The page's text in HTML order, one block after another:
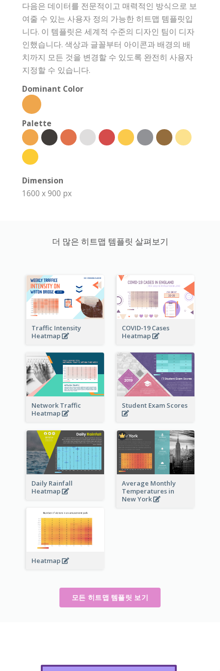
다음은 데이터를 전문적이고 매력적인 방식으로 보
여줄 수 있는 사용자 정의 가능한 히트맵 템플릿입
니다. 이 템플릿은 세계적 수준의 디자인 팀이 디자
인했습니다. 색상과 글꼴부터 아이콘과 배경의 배
치까지 모든 것을 변경할 수 있도록 완전히 사용자
지정할 수 있습니다.
Dominant Color
Palette
Dimension
1600 x 900 px
더 많은 히트맵 템플릿 살펴보기
Traffic Intensity
Heatmap
COVID-19 Cases
Heatmap
Network Traffic
Heatmap
Student Exam Scores
Daily Rainfall
Heatmap
Average Monthly
Temperatures in
New York
Heatmap
모든 히트맵 템플릿 보기